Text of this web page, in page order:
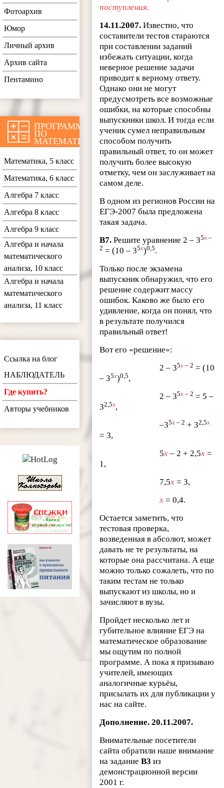
поступления.
14.11.2007. Известно, что
составители тестов стараются
при составлении заданий
избежать ситуации, когда
неверное решение задачи
приводит к верному ответу.
Однако они не могут
предусмотреть все возможные
ошибки, на которые способны
выпускники школ. И тогда если
ученик сумел неправильным
способом получить
правильный ответ, то он может
получить более высокую
отметку, чем он заслуживает на
самом деле.
В одном из регионов России на
ЕГЭ-2007 была предложена
такая задача.
В7. Решите уравнение 2 – 35x –
2 = (10 – 35x)0,5.
Только после экзамена
выпускник обнаружил, что его
решение содержит массу
ошибок. Каково же было его
удивление, когда он понял, что
в результате получился
правильный ответ!
Вот его «решение»:
2 – 35x – 2 = (10
– 35x)0,5,
2 – 35x – 2 = 5 –
32,5x,
–35x – 2 + 32,5x
= 3,
5x – 2 + 2,5x =
1,
7,5x = 3,
x = 0,4.
Остается заметить, что
тестовая проверка,
возведенная в абсолют, может
давать не те результаты, на
которые она рассчитана. А еще
можно только сожалеть, что по
таким тестам не только
выпускают из школы, но и
зачисляют в вузы.
Пройдет несколько лет и
губительное влияние ЕГЭ на
математическое образование
мы ощутим по полной
программе. А пока я призываю
учителей, имеющих
аналогичные курьёы,
присылать их для публикации у
нас на сайте.
Дополнение. 20.11.2007.
Внимательные посетители
сайта обратили наше внимание
на заданиеB3 из
демонстрационной версии
2001 г.
Фотоархив
Юмор
Личный архив
Архив сайта
Пентамино
ПРОГРАММЫ
ПО
МАТЕМАТИКЕ
Математика, 5 класс
Математика, 6 класс
Алгебра 7 класс
Алгебра 8 класс
Алгебра 9 класс
Алгебра и начала
математического
анализа, 10 класс
Алгебра и начала
математического
анализа, 11 класс
Ссылка на блог
НАБЛЮДАТЕЛЬ
Где купить?
Авторы учебников